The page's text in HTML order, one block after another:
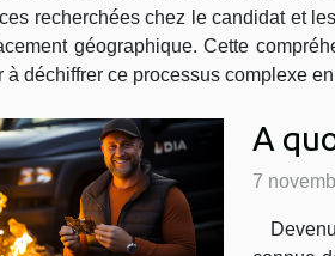
recherchées chez le candidat et
géographique. Cette
à déchiffrer ce processus complexe
A
7